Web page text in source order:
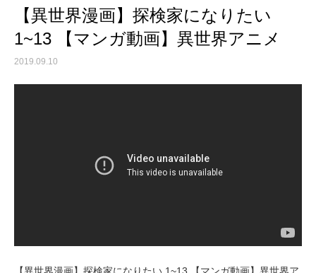
【異世界漫画】探検家になりたい
1~13 【マンガ動画】異世界アニメ
2019.09.10